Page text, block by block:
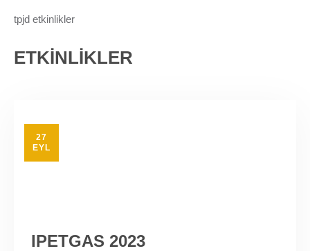
tpjd etkinlikler
ETKİNLİKLER
27
EYL
IPETGAS 2023